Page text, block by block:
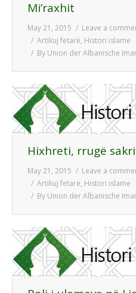
Mi’raxhit
May 21, 2015
Leave a
Artikuj fetarë, Histori islame
By Union der Albanische
Hixhreti, rrugë
May 21, 2015
Leave a
Artikuj fetarë, Histori islame
By Union der Albanische